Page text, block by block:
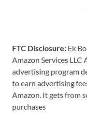
FTC Disclosure: Ek
Amazon Services LLC
advertising program
to earn advertising
Amazon. It gets from
purchases